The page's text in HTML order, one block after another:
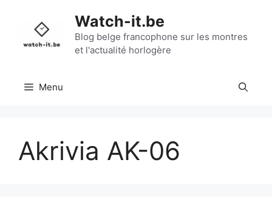
contenu
Watch-it.be
Blog belge francophone sur les montres
et l'actualité horlogère
Menu
Akrivia AK-06